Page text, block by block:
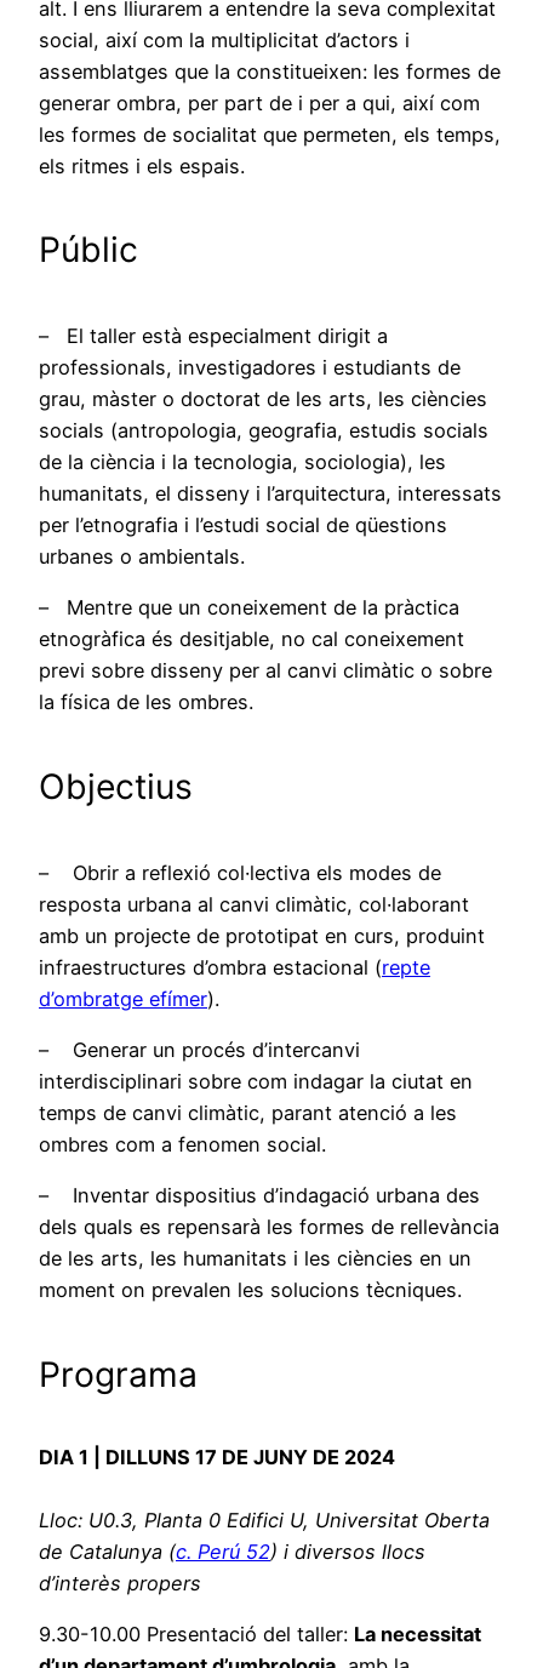
alt. I ens lliurarem a entendre la seva complexitat
social, així com la multiplicitat d’actors i
assemblatges que la constitueixen: les formes de
generar ombra, per part de i per a qui, així com
les formes de socialitat que permeten, els temps,
els ritmes i els espais.
Públic
– El taller està especialment dirigit a
professionals, investigadores i estudiants de
grau, màster o doctorat de les arts, les ciències
socials (antropologia, geografia, estudis socials
de la ciència i la tecnologia, sociologia), les
humanitats, el disseny i l’arquitectura, interessats
per l’etnografia i l’estudi social de qüestions
urbanes o ambientals.
– Mentre que un coneixement de la pràctica
etnogràfica és desitjable, no cal coneixement
previ sobre disseny per al canvi climàtic o sobre
la física de les ombres.
Objectius
– Obrir a reflexió col·lectiva els modes de
resposta urbana al canvi climàtic, col·laborant
amb un projecte de prototipat en curs, produint
infraestructures d’ombra estacional (repte
d’ombratge efímer).
– Generar un procés d’intercanvi
interdisciplinari sobre com indagar la ciutat en
temps de canvi climàtic, parant atenció a les
ombres com a fenomen social.
– Inventar dispositius d’indagació urbana des
dels quals es repensarà les formes de rellevància
de les arts, les humanitats i les ciències en un
moment on prevalen les solucions tècniques.
Programa
DIA 1 | DILLUNS 17 DE JUNY DE 2024
Lloc: U0.3, Planta 0 Edifici U, Universitat Oberta
de Catalunya (c. Perú 52) i diversos llocs
d’interès propers
9.30-10.00 Presentació del taller: La necessitat